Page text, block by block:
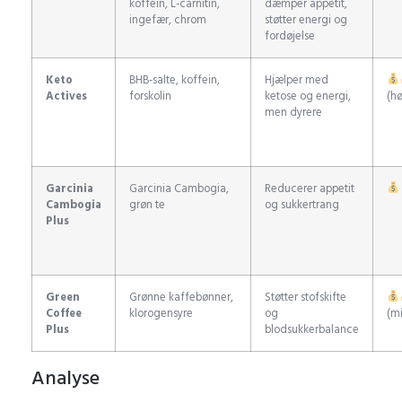
ingefær, chrom
støtter energi og
fordøjelse
Keto
Actives
BHB-salte, koffein,
forskolin
Hjælper med
ketose og energi,
men dyrere
Garcinia
Cambogia
Plus
Garcinia Cambogia,
grøn te
Reducerer appetit
og sukkertrang
Green
Coffee
Plus
Grønne kaffebønner,
klorogensyre
Støtter stofskifte
og
blodsukkerbalance
Analyse